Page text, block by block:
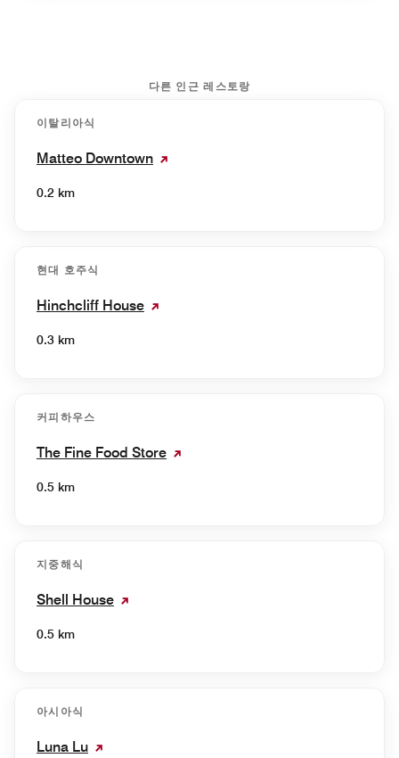
다른 인근 레스토랑
이탈리아식
Matteo Downtown
0.2 km
현대 호주식
Hinchcliff House
0.3 km
커피하우스
The Fine Food Store
0.5 km
지중해식
Shell House
0.5 km
아시아식
Luna Lu